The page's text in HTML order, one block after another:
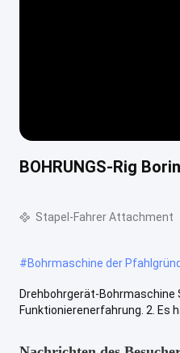
BOHRUNGS-Rig
Stapel-Fahrer Attachment
#Bohrmaschine der
Drehbohrgerät-Bohrmaschine
Funktionierenerfahrung. 2. Es